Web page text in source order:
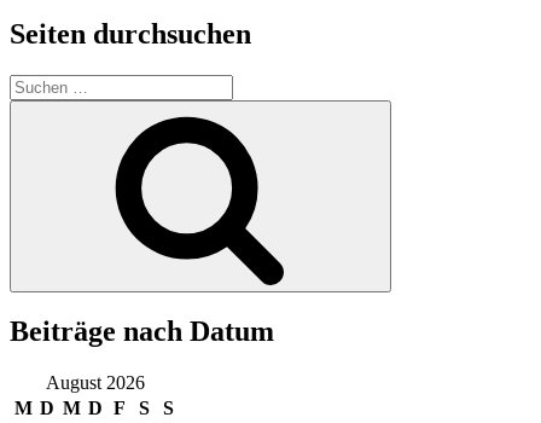
Seiten durchsuchen
Suchen
nach:
Beiträge nach Datum
August 2026
M D M D F S
S